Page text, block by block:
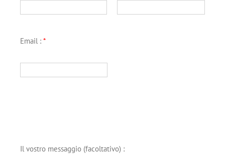
Email : *
Il vostro messaggio (facoltativo) :